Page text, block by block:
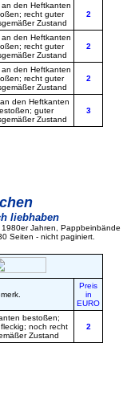
an den Heftkanten
recht guter
Zustand
2
an den Heftkanten
recht guter
Zustand
2
an den Heftkanten
recht guter
Zustand
2
den Heftkanten
guter
Zustand
3
liebhaben
Jahren, Pappbeinbände
Seiten - nicht paginiert.
Preis
in
EURO
bestoßen;
noch recht
Zustand
2